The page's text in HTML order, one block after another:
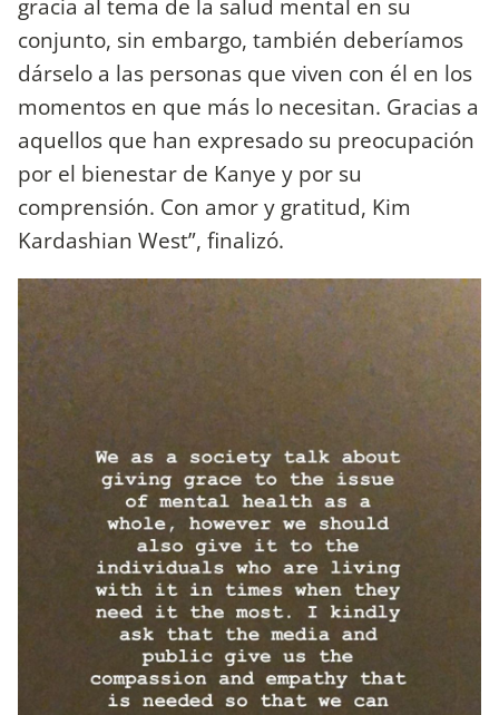
gracia al tema de la salud mental en su
conjunto, sin embargo, también deberíamos
dárselo a las personas que viven con él en los
momentos en que más lo necesitan. Gracias a
aquellos que han expresado su preocupación
por el bienestar de Kanye y por su
comprensión. Con amor y gratitud, Kim
Kardashian West”, finalizó.